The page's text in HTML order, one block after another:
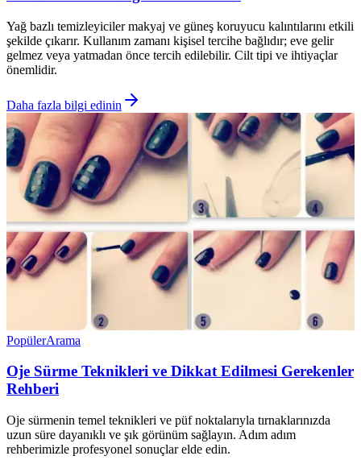
Yağ bazlı temizleyiciler makyaj ve güneş koruyucu kalıntılarını etkili
şekilde çıkarır. Kullanım zamanı kişisel tercihe bağlıdır; eve gelir
gelmez veya yatmadan önce tercih edilebilir. Cilt tipi ve ihtiyaçlar
önemlidir.
Daha fazla bilgi edinin
PopülerArama
Oje Sürme Teknikleri ve Dikkat Edilmesi Gerekenler
Rehberi
Oje sürmenin temel teknikleri ve püf noktalarıyla tırnaklarınızda
uzun süre dayanıklı ve şık görünüm sağlayın. Adım adım
rehberimizle profesyonel sonuçlar elde edin.